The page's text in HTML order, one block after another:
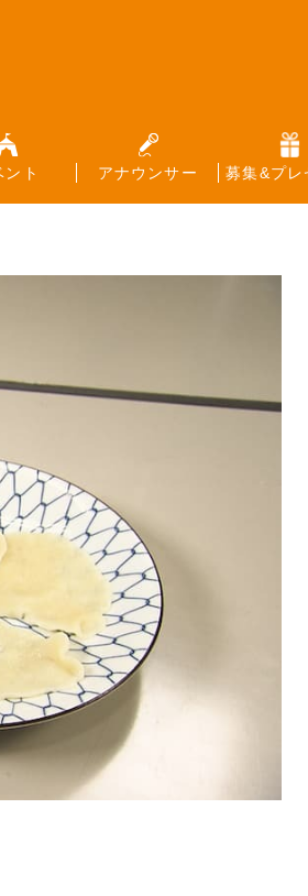
ント アナウンサー 募集&プレ